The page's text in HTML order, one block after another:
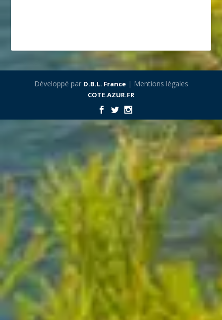
Développé par D.B.L. France| Mentions légales
COTE.AZUR.FR